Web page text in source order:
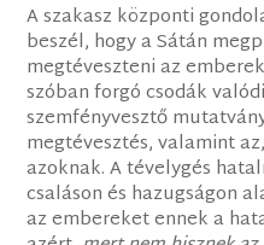
A szakasz központi
beszél, hogy a Sátán
megtéveszteni az
szóban forgó csodák
szemfényvesztő
megtévesztés, valamint
azoknak. A tévelygés
csaláson és hazugságon
az embereket ennek a